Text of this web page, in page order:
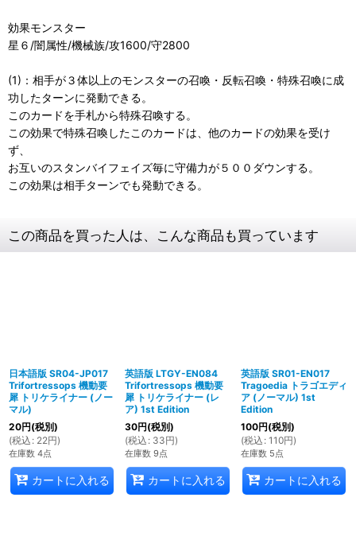
効果モンスター
星６/闇属性/機械族/攻1600/守2800
(1)：相手が３体以上のモンスターの召喚・反転召喚・特殊召喚に成
功したターンに発動できる。
このカードを手札から特殊召喚する。
この効果で特殊召喚したこのカードは、他のカードの効果を受け
ず、
お互いのスタンバイフェイズ毎に守備力が５００ダウンする。
この効果は相手ターンでも発動できる。
この商品を買った人は、こんな商品も買っています
日本語版 SR04-JP017
Trifortressops 機動要
犀 トリケライナー (ノー
マル)
20円(税別)
(税込 : 22円)
在庫数 4点
カートに入れる
英語版 LTGY-EN084
Trifortressops 機動要
犀 トリケライナー (レ
ア) 1st Edition
30円(税別)
(税込 : 33円)
在庫数 9点
カートに入れる
英語版 SR01-EN017
Tragoedia トラゴエディ
ア (ノーマル) 1st
Edition
100円(税別)
(税込 : 110円)
在庫数 5点
カートに入れる